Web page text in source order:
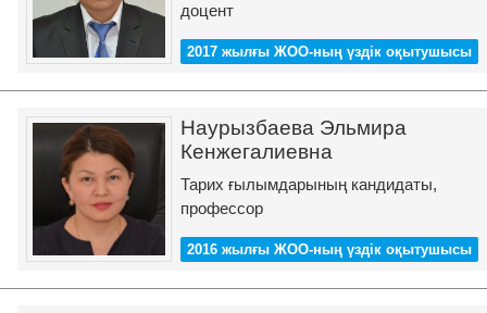
доцент
2017 жылғы ЖОО-ның үздік оқытушысы
Наурызбаева Эльмира
Кенжегалиевна
Тарих ғылымдарының кандидаты,
профессор
2016 жылғы ЖОО-ның үздік оқытушысы